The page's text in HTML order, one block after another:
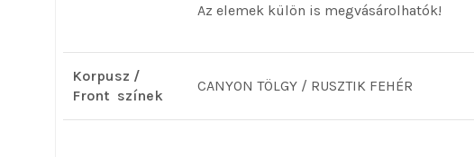
Az elemek külön is megvásárolhatók!
Korpusz /
Front színek
CANYON TÖLGY / RUSZTIK FEHÉR